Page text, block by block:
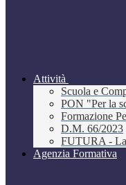
Attività
Scuola e
PON "Per la
Formazione
D.M. 66/2023
FUTURA -
Agenzia Formativa